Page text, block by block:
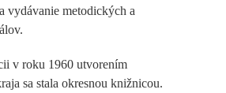
vydávanie metodických a
v roku 1960 utvorením
sa stala okresnou knižnicou.